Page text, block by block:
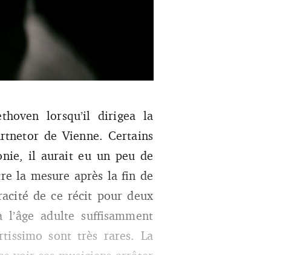
lorsqu’il dirigea la
de Vienne. Certains
il aurait eu un peu de
la mesure après la fin de
de ce récit pour deux
adulte suffisamment
sont très rares. La